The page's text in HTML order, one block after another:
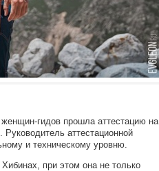
гидов прошла аттестацию на
аттестационной
и техническому уровню.
при этом она не только